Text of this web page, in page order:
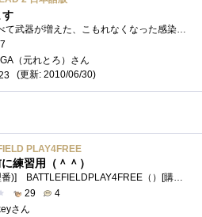
す
7
（元れとろ）さん
(更新: 2010/06/30)
PLAY4FREE
練習用（＾＾）
[製品名(型番)] BATTLEFIELDPLAY4FREE（）[購入経緯] おものだちのガトーさんの日記で知りダウンロードしました。 BattleField3のレビュアーに選出され...
29
4
さん